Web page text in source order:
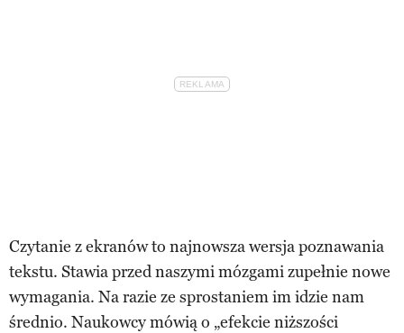
Czytanie z ekranów to najnowsza wersja poznawania
tekstu. Stawia przed naszymi mózgami zupełnie nowe
wymagania. Na razie ze sprostaniem im idzie nam
średnio. Naukowcy mówią o „efekcie niższości